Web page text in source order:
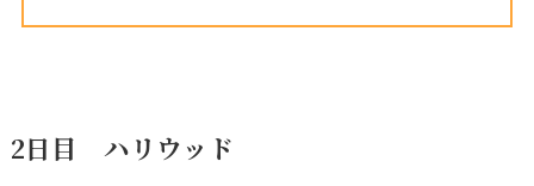
2日目 ハリウッド